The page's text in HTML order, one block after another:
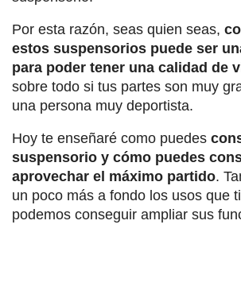
Por esta razón, seas quien seas,
estos suspensorios puede ser
para poder tener una calidad de
sobre todo si tus partes son muy
una persona muy deportista.
Hoy te enseñaré como puedes
suspensorio y cómo puedes
aprovechar el máximo partido.
un poco más a fondo los usos que
podemos conseguir ampliar sus